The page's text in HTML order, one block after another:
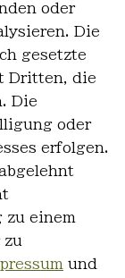
oder
Die
gesetzte
Dritten, die
Die
oder
erfolgen.
einem
zu
und